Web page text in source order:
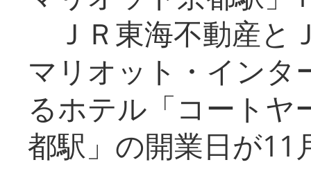
ＪＲ東海不動産と
マリオット・インタ
るホテル「コートヤ
都駅」の開業日が11